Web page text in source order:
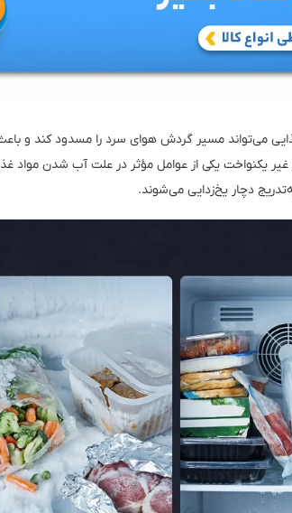
می‌تواند مسیر گردش هوای سرد را مسدود کند و
یکنواخت یکی از عوامل مؤثر در علت آب شدن مواد
دچار یخ‌زدایی می‌شوند.